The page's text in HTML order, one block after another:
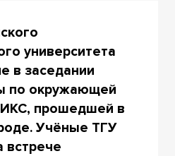
университета
в заседании
по окружающей
прошедшей в
Учёные ТГУ
встрече